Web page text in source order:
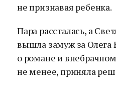
не признавая ребенка.
Пара рассталась, а
вышла замуж за Олега
о романе и
не менее, приняла